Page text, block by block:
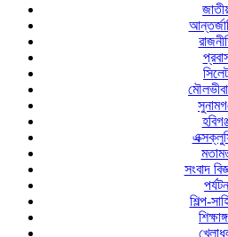
সংবাদ
পর্যটন
শিল্প-